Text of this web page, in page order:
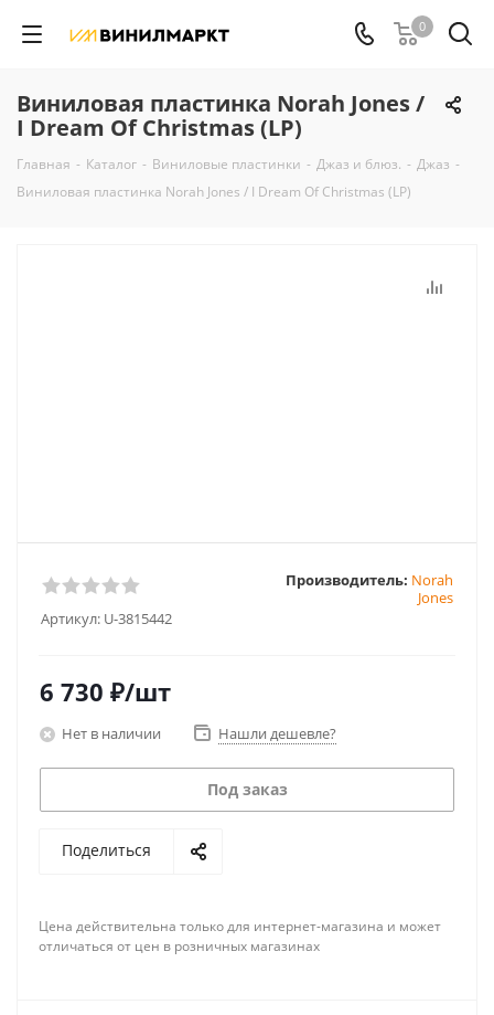
0
Виниловая пластинка Norah Jones /
I Dream Of Christmas (LP)
Главная - Каталог - Виниловые пластинки - Джаз и блюз. - Джаз -
Виниловая пластинка Norah Jones / I Dream Of Christmas (LP)
Артикул: U-3815442
Производитель: Norah
Jones
6 730 ₽/шт
Нет в наличии Нашли дешевле?
Под заказ
Поделиться
Цена действительна только для интернет-магазина и может
отличаться от цен в розничных магазинах